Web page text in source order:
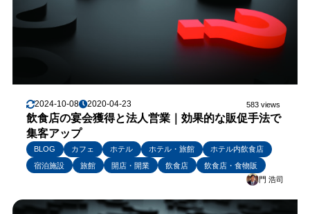
2024-10-08 2020-04-23 583 views
飲食店の宴会獲得と法人営業｜効果的な販促手法で
集客アップ
BLOG カフェ ホテル ホテル・旅館
ホテル内飲食店
宿泊施設
旅館 開店・開業 飲食店
飲食店・食物販
門 浩司